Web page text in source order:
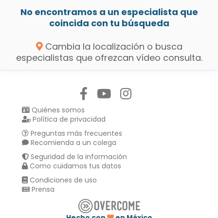
No encontramos a un especialista que
coincida con tu búsqueda
Cambia la localización o busca
especialistas que ofrezcan vídeo consulta.
Quiénes somos
Política de privacidad
Preguntas más frecuentes
Recomienda a un colega
Seguridad de la información
Como cuidamos tus datos
Condiciones de uso
Prensa